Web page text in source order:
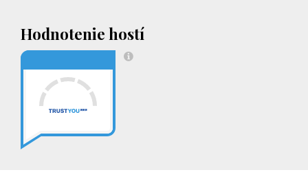
Hodnotenie hostí